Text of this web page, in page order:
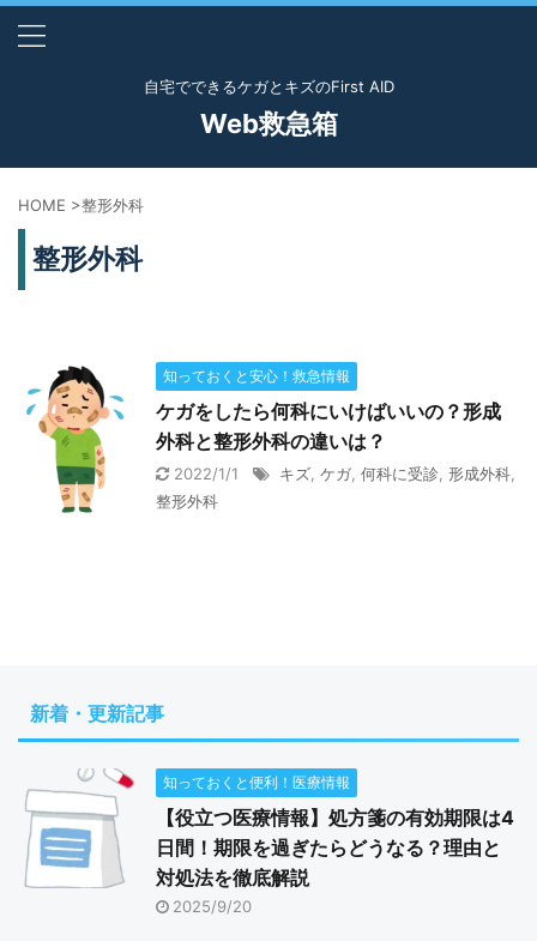
自宅でできるケガとキズのFirst AID
Web救急箱
HOME >整形外科
整形外科
知っておくと安心！救急情報
ケガをしたら何科にいけばいいの？形成
外科と整形外科の違いは？
2022/1/1 キズ ケガ 何科に受診 形成外科
整形外科
新着・更新記事
知っておくと便利！医療情報
【役立つ医療情報】処方箋の有効期限は4
日間！期限を過ぎたらどうなる？理由と
対処法を徹底解説
2025/9/20